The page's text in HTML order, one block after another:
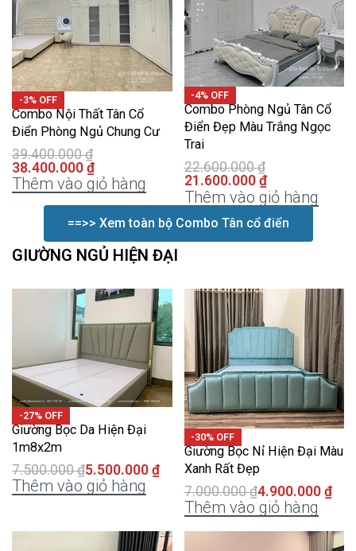
-3% OFF
Combo Nội Thất Tân Cổ
Điển Phòng Ngủ Chung Cư
39.400.000₫
38.400.000 ₫
Thêm vào giỏ hàng
-4% OFF
Combo Phòng Ngủ Tân Cổ
Điển Đẹp Màu Trắng Ngọc
Trai
22.600.000₫
21.600.000 ₫
Thêm vào giỏ hàng
==>> Xem toàn bộ Combo Tân cổ điển
GIƯỜNG NGỦ HIỆN ĐẠI
-27% OFF
Giường Bọc Da Hiện Đại
1m8x2m
7.500.000₫5.500.000 ₫
Thêm vào giỏ hàng
-30% OFF
Giường Bọc Nỉ Hiện Đại Màu
Xanh Rất Đẹp
7.000.000₫4.900.000 ₫
Thêm vào giỏ hàng